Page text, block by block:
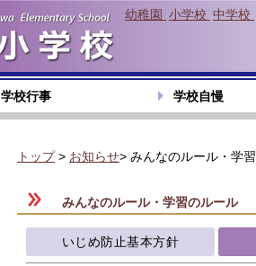
幼稚園 小学校 中学校
学校行事 学校自慢
トップ> お知らせ> みんなのルール・学
みんなのルール・学習のルール
いじめ防止基本方針